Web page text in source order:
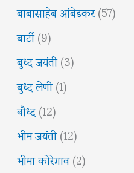
बाबासाहेब आंबेडकर(57)
बार्टी(9)
बुध्द जयंती(3)
बुध्द लेणी(1)
बौध्द(12)
भीम जयंती(12)
भीमा कोरेगाव(2)